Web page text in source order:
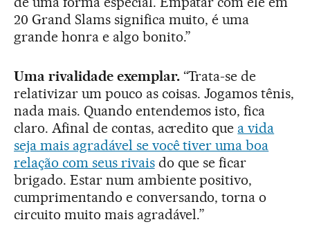
20 Grand Slams significa muito, é uma
grande honra e algo bonito.”
Uma rivalidade exemplar. “Trata-se de
relativizar um pouco as coisas. Jogamos tênis,
nada mais. Quando entendemos isto, fica
claro. Afinal de contas, acredito que a vida
seja mais agradável se você tiver uma boa
relação com seus rivaisdo que se ficar
brigado. Estar num ambiente positivo,
cumprimentando e conversando, torna o
circuito muito mais agradável.”